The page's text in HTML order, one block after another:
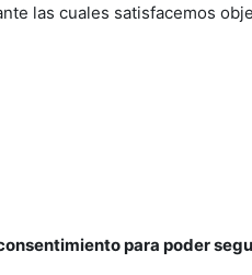
las cuales satisfacemos
para poder